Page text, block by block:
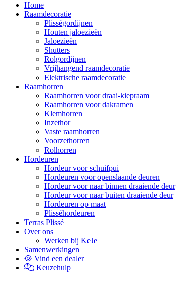
Home
Raamdecoratie
Plisségordijnen
Houten jaloezieën
Jaloezieën
Shutters
Rolgordijnen
Vrijhangend raamdecoratie
Elektrische raamdecoratie
Raamhorren
Raamhorren voor draai-kiepraam
Raamhorren voor dakramen
Klemhorren
Inzethor
Vaste raamhorren
Voorzethorren
Rolhorren
Hordeuren
Hordeur voor schuifpui
Hordeuren voor openslaande deuren
Hordeur voor naar binnen draaiende deur
Hordeur voor naar buiten draaiende deur
Hordeuren op maat
Plisséhordeuren
Terras Plissé
Over ons
Werken bij KeJe
Samenwerkingen
Vind een dealer
Keuzehulp